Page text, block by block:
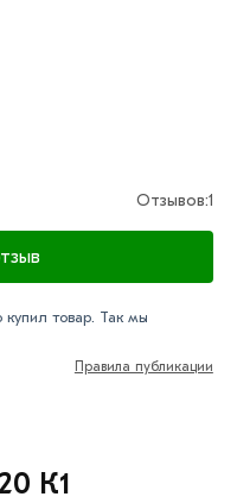
К1
Отзывов:1
купил товар. Так мы
Правила публикации